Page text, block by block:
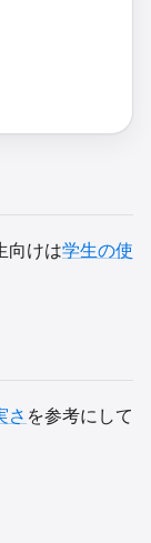
向けは学生の使
さ を参考にして